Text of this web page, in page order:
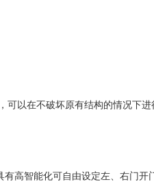
以在不破坏原有结构的情况下进
高智能化可自由设定左、右门开